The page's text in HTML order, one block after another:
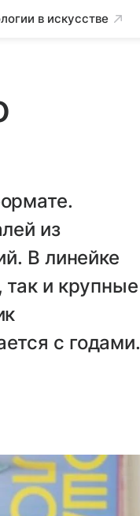
в искусстве
из
В линейке
и крупные
с годами.